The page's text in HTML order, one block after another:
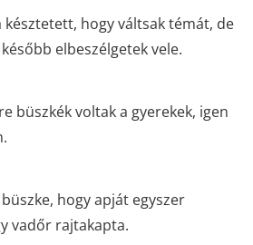
hogy váltsak témát, de
elbeszélgetek vele.
büszkék voltak a gyerekek, igen
hogy apját egyszer
vadőr rajtakapta.